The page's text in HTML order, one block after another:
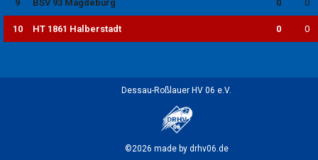
9 BSV 93 Magdeburg 0 0
10 HT 1861 Halberstadt 0 0
Dessau-Roßlauer HV 06 e.V.
©2026 made by drhv06.de